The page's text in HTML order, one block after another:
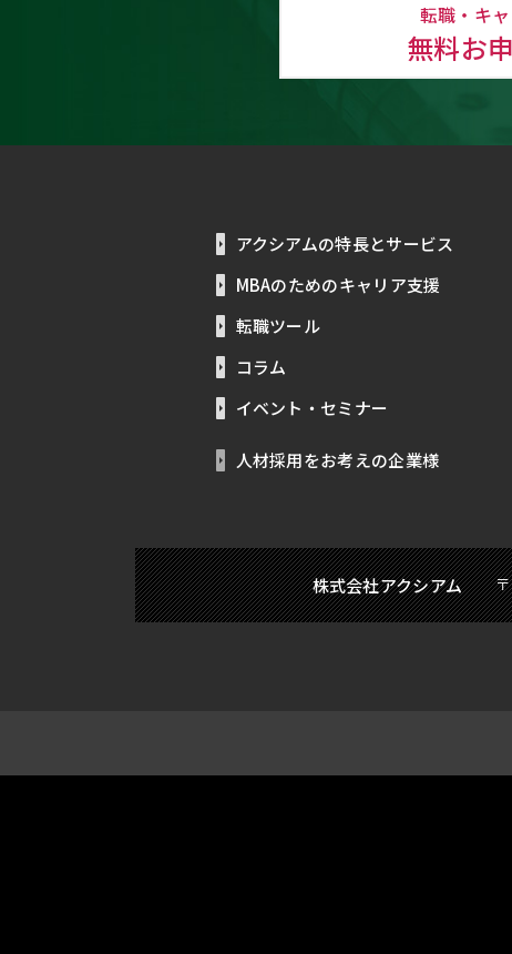
転職・キ
無料お
アクシアムの特長とサービス
MBAのためのキャリア支援
転職ツール
コラム
イベント・セミナー
人材採用をお考えの企業様
株式会社アクシアム